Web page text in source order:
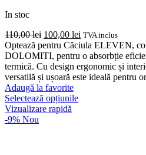
In stoc
110,00lei Prețul
inițial
a
fost:
110,00 lei.
100,00 lei Prețul
curent
este:
100,00 lei.
TVA inclus
Optează pentru Căciula ELEVEN,
DOLOMITI, pentru o absorbție
termică. Cu design ergonomic și
versatilă și ușoară este ideală pentru
Adaugă la favorite
Selectează opțiunileAcest
Vizualizare rapidă
-9% Nou